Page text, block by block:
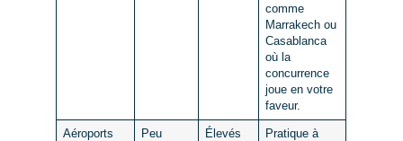
comme
Marrakech ou
Casablanca
où la
concurrence
joue en votre
faveur.
Aéroports
Peu
Élevés
Pratique à